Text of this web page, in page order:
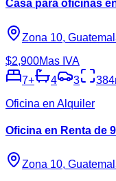
Casa para oficinas
Zona 10,
$2,900Mas IVA
7+ 4 3 384
Oficina en Alquiler
Oficina en Renta de
Zona 10,